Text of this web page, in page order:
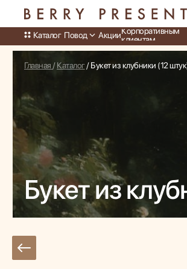
Каталог Повод АкцииКорпоративным
клиентам
Букет из
Главная /Каталог/ Букет из клубники (12